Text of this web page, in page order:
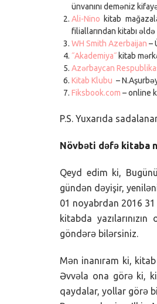
ünvanını deməniz
Ali-Nino kitab
filiallarından kitabı
WH Smith Azerbaijan –
˝Akademiya˝ kitab
Azərbaycan
Kitab Klubu –
Fiksbook.com – online
P.S. Yuxarıda
Növbəti dəfə kitaba
Qeyd edim ki,
gündən dəyişir,
01 noyabrdan 2016 31
kitabda
göndərə bilərsiniz.
Mən inanıram ki,
Əvvəla ona görə ki,
qaydalar, yollar görə